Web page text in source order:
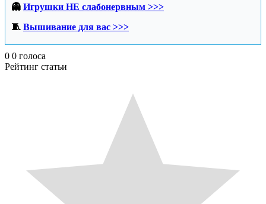
👻 Игрушки НЕ слабонервным >>>
🧵 Вышивание для вас >>>
0 0 голоса
Рейтинг статьи